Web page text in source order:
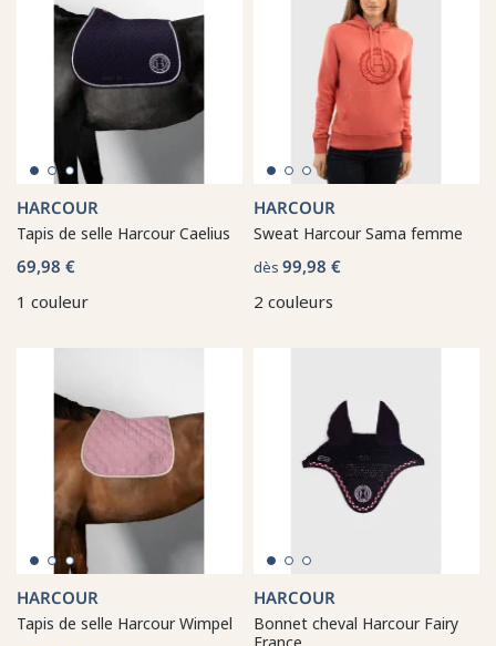
HARCOUR
Tapis de selle Harcour Caelius
69,98 €
1 couleur
HARCOUR
Sweat Harcour Sama femme
dès 99,98 €
2 couleurs
HARCOUR
Tapis de selle Harcour Wimpel
HARCOUR
Bonnet cheval Harcour Fairy